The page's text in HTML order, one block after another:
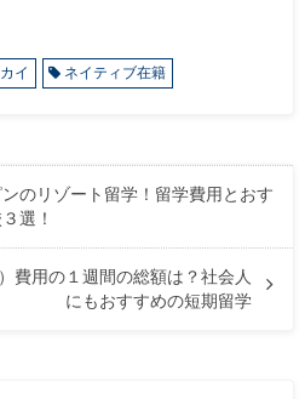
イ ネイティブ在籍
のリゾート留学！留学費用とおす
選！
費用の１週間の総額は？社会人
にもおすすめの短期留学